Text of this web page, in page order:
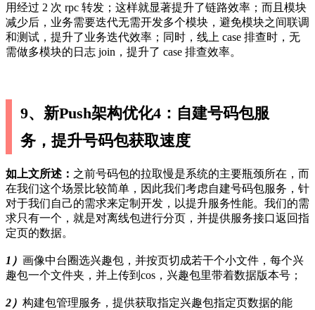
用经过 2 次 rpc 转发；这样就显著提升了链路效率；而且模块
减少后，业务需要迭代无需开发多个模块，避免模块之间联调
和测试，提升了业务迭代效率；同时，线上 case 排查时，无
需做多模块的日志 join，提升了 case 排查效率。
9、新Push架构优化4：自建号码包服
务，提升号码包获取速度
如上文所述： 之前号码包的拉取慢是系统的主要瓶颈所在，而
在我们这个场景比较简单，因此我们考虑自建号码包服务，针
对于我们自己的需求来定制开发，以提升服务性能。我们的需
求只有一个，就是对离线包进行分页，并提供服务接口返回指
定页的数据。
1） 画像中台圈选兴趣包，并按页切成若干个小文件，每个兴
趣包一个文件夹，并上传到cos，兴趣包里带着数据版本号；
2） 构建包管理服务，提供获取指定兴趣包指定页数据的能